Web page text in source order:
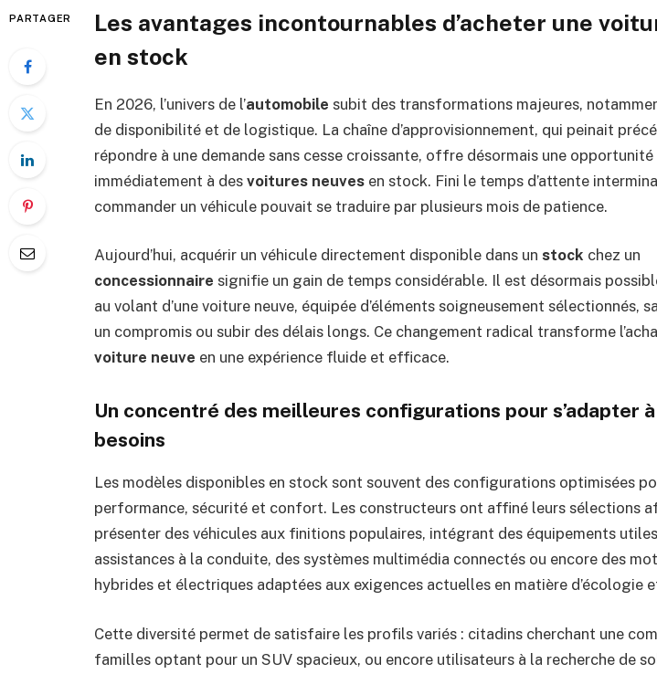
PARTAGER
Les avantages incontournables d’acheter une
en stock
En 2026, l’univers de l’automobile subit des transformations majeures,
de disponibilité et de logistique. La chaîne d’approvisionnement, qui peinait
répondre à une demande sans cesse croissante, offre désormais une opportunité
immédiatement à des voitures neuves en stock. Fini le temps d’attente
commander un véhicule pouvait se traduire par plusieurs mois de patience.
Aujourd’hui, acquérir un véhicule directement disponible dans un stock chez un
concessionnaire signifie un gain de temps considérable. Il est désormais
au volant d’une voiture neuve, équipée d’éléments soigneusement sélectionnés,
un compromis ou subir des délais longs. Ce changement radical transforme
voiture neuve en une expérience fluide et efficace.
Un concentré des meilleures configurations pour s’adapter
besoins
Les modèles disponibles en stock sont souvent des configurations optimisées
performance, sécurité et confort. Les constructeurs ont affiné leurs sélections
présenter des véhicules aux finitions populaires, intégrant des équipements
assistances à la conduite, des systèmes multimédia connectés ou encore des
hybrides et électriques adaptées aux exigences actuelles en matière d’écologie
Cette diversité permet de satisfaire les profils variés : citadins cherchant une
familles optant pour un SUV spacieux, ou encore utilisateurs à la recherche de